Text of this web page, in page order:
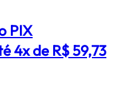
PIX
4x de R$ 59,73